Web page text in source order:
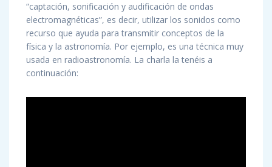
“captación, sonificación y audificación de ondas
electromagnéticas”, es decir, utilizar los sonidos como
recurso que ayuda para transmitir conceptos de la
física y la astronomía. Por ejemplo, es una técnica muy
usada en radioastronomía. La charla la tenéis a
continuación: